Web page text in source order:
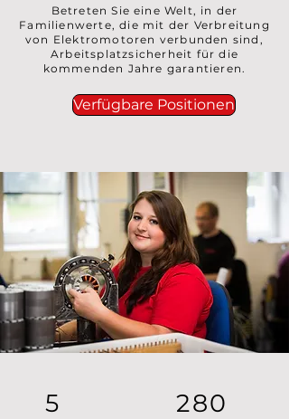
Betreten Sie eine Welt, in der
Familienwerte, die mit der Verbreitung
von Elektromotoren verbunden sind,
Arbeitsplatzsicherheit für die
kommenden Jahre garantieren.
Verfügbare Positionen
5 280